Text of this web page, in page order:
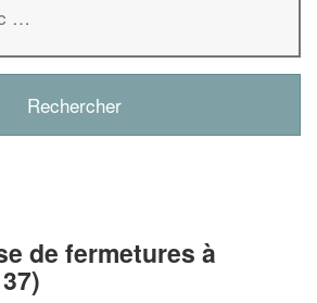
de fermetures à
✕
Vous êtes un
professionnel ?
En savoir plus